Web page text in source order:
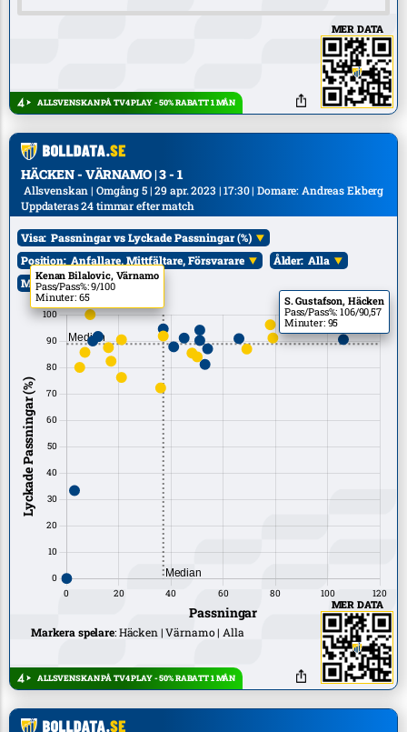
ALLSVENSKAN PÅ TV4 PLAY - 50% RABATT 1 MÅN
MER DATA
HÄCKEN - VÄRNAMO | 3 - 1
Allsvenskan | Omgång 5 | 29 apr. 2023 | 17:30 | Domare: Andreas Ekberg
Uppdateras 24 timmar efter match
Visa: Passningar vs Lyckade Passningar (%)
Position: Anfallare, Mittfältare, Försvarare Ålder: Alla
Mål: Alla
S. Gustafson, Häcken
Pass/Pass%: 106/90,57
Minuter: 95
Kenan Bilalovic, Värnamo
Pass/Pass%: 9/100
Minuter: 65
Markera spelare:Häcken Värnamo Alla
ALLSVENSKAN PÅ TV4 PLAY - 50% RABATT 1 MÅN
MER DATA